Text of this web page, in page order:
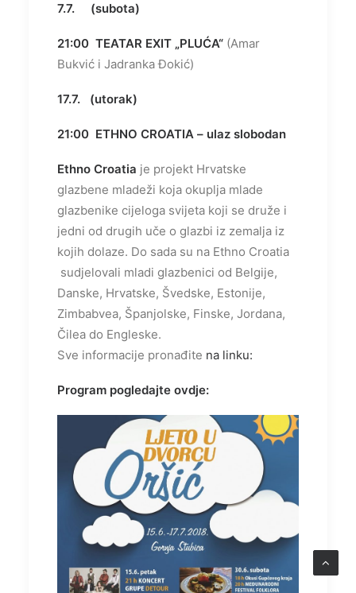
7.7. (subota)
21:00 TEATAR EXIT „PLUĆA“ (Amar
Bukvić i Jadranka Đokić)
17.7. (utorak)
21:00 ETHNO CROATIA – ulaz slobodan
Ethno Croatia je projekt Hrvatske
glazbene mladeži koja okuplja mlade
glazbenike cijeloga svijeta koji se druže i
jedni od drugih uče o glazbi iz zemalja iz
kojih dolaze. Do sada su na Ethno Croatia
sudjelovali mladi glazbenici od Belgije,
Danske, Hrvatske, Švedske, Estonije,
Zimbabvea, Španjolske, Finske, Jordana,
Čilea do Engleske.
Sve informacije pronađite na linku:
Program pogledajte ovdje: